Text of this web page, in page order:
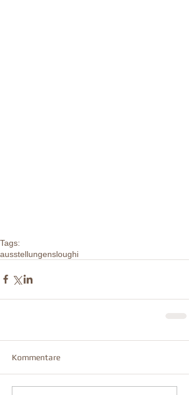
Tags:
ausstellungensloughi
Kommentare